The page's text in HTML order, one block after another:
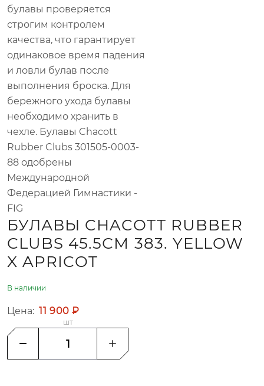
булавы проверяется
строгим контролем
качества, что гарантирует
одинаковое время падения
и ловли булав после
выполнения броска. Для
бережного ухода булавы
необходимо хранить в
чехле. Булавы Chacott
Rubber Clubs 301505-0003-
88 одобрены
Международной
Федерацией Гимнастики -
FIG
БУЛАВЫ CHACOTT RUBBER
CLUBS 45.5СМ 383. YELLOW
X APRICOT
В наличии
Цена: 11 900 ₽
шт